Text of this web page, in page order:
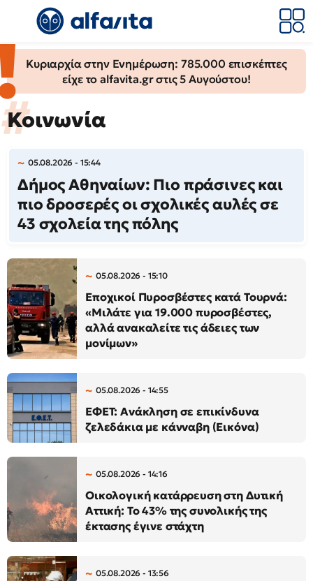
Κυριαρχία στην Ενημέρωση: 785.000 επισκέπτες
είχε το alfavita.gr στις 5 Αυγούστου!
Κοινωνία
05.08.2026 - 15:44
Δήμος Αθηναίων: Πιο πράσινες και
πιο δροσερές οι σχολικές αυλές σε
43 σχολεία της πόλης
05.08.2026 - 15:10
Εποχικοί Πυροσβέστες κατά Τουρνά:
«Μιλάτε για 19.000 πυροσβέστες,
αλλά ανακαλείτε τις άδειες των
μονίμων»
05.08.2026 - 14:55
ΕΦΕΤ: Ανάκληση σε επικίνδυνα
ζελεδάκια με κάνναβη (Εικόνα)
05.08.2026 - 14:16
Οικολογική κατάρρευση στη Δυτική
Αττική: Το 43% της συνολικής της
έκτασης έγινε στάχτη
05.08.2026 - 13:56